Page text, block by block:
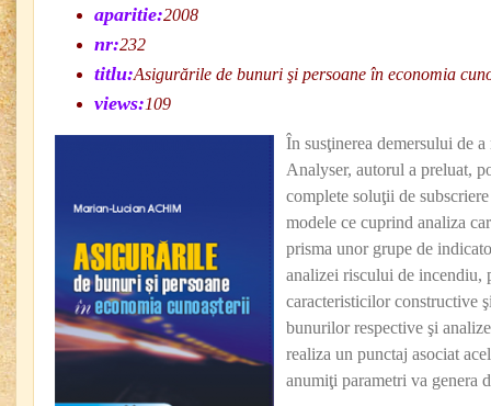
aparitie:2008
nr:232
titlu:Asigurările de bunuri şi persoane în economia
views:109
În susţinerea demersului de
Analyser, autorul a preluat,
complete soluţii de
modele ce cuprind analiza
prisma unor grupe de
analizei riscului de incendiu,
caracteristicilor constructive
bunurilor respective şi
realiza un punctaj asociat
anumiţi parametri va genera